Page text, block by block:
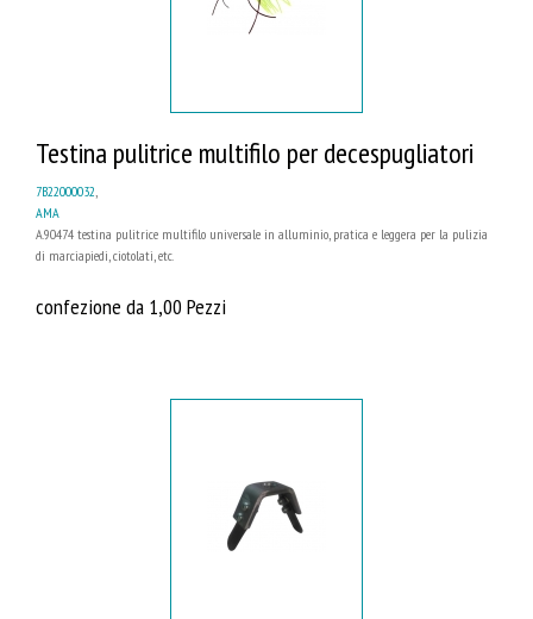
Testina pulitrice multifilo per decespugliatori
7B22000032
AMA
A.90474 testina pulitrice multifilo universale in alluminio, pratica e leggera per la pulizia
di marciapiedi, ciotolati, etc.
confezione da 1,00 Pezzi